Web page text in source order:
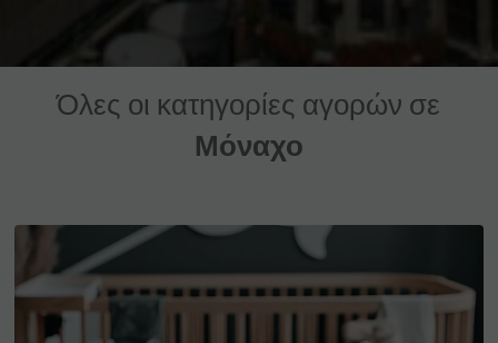
Όλες οι κατηγορίες αγορών σε
Μόναχο